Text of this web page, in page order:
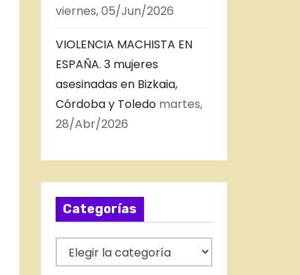
viernes, 05/Jun/2026
VIOLENCIA MACHISTA EN
ESPAÑA. 3 mujeres
asesinadas en Bizkaia,
Córdoba y Toledo martes,
28/Abr/2026
Categorías
a